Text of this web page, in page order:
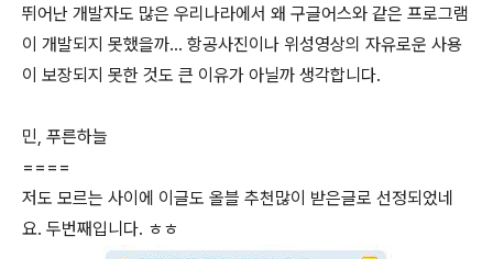
뛰어난 개발자도 많은 우리나라에서 왜 구글어스와 같은 프로그램
이 개발되지 못했을까... 항공사진이나 위성영상의 자유로운 사용
이 보장되지 못한 것도 큰 이유가 아닐까 생각합니다.
민, 푸른하늘
====
저도 모르는 사이에 이글도 올블 추천많이 받은글로 선정되었네
요. 두번째입니다. ㅎㅎ